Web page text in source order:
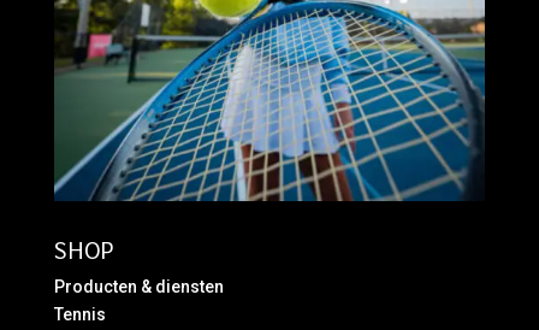
SHOP
Producten & diensten
Tennis